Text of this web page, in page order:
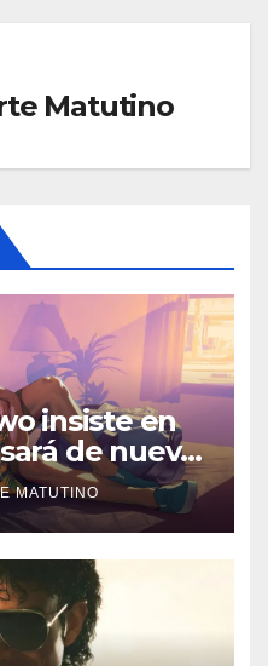
Matutino
insiste en
de nuevo
también
MATUTINO